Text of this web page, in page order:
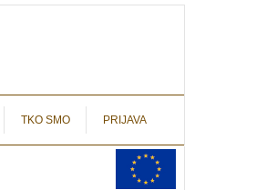
TKO SMO PRIJAVA